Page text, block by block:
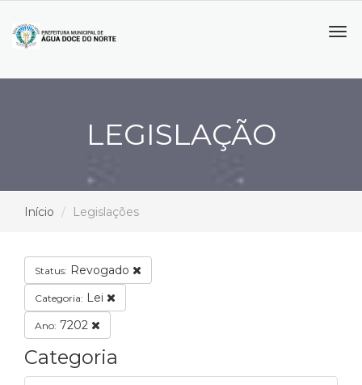
LEGISLAÇÃO
Início Legislações
Status: Revogado
Categoria: Lei
Ano: 7202
Categoria